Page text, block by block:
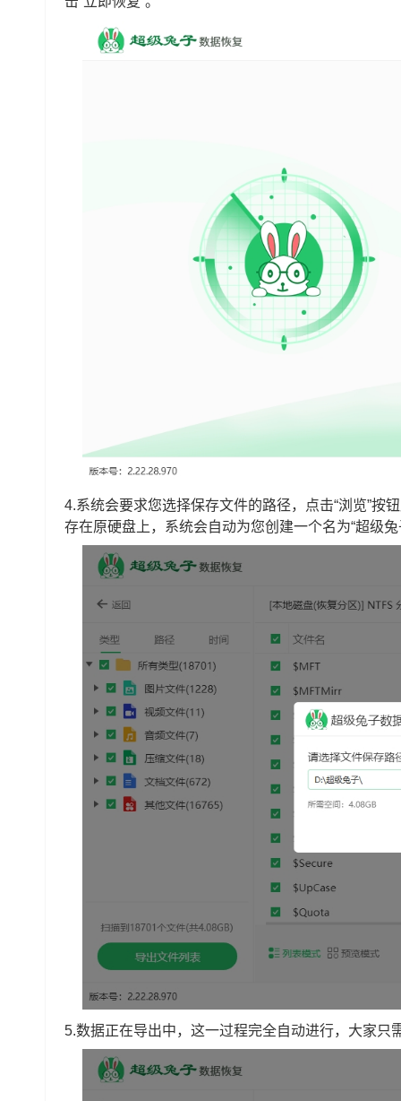
4.系统会要求您选择保存文件的路径，点击“浏览”按
存在原硬盘上，系统会自动为您创建一个名为“超级
5.数据正在导出中，这一过程完全自动进行，大家